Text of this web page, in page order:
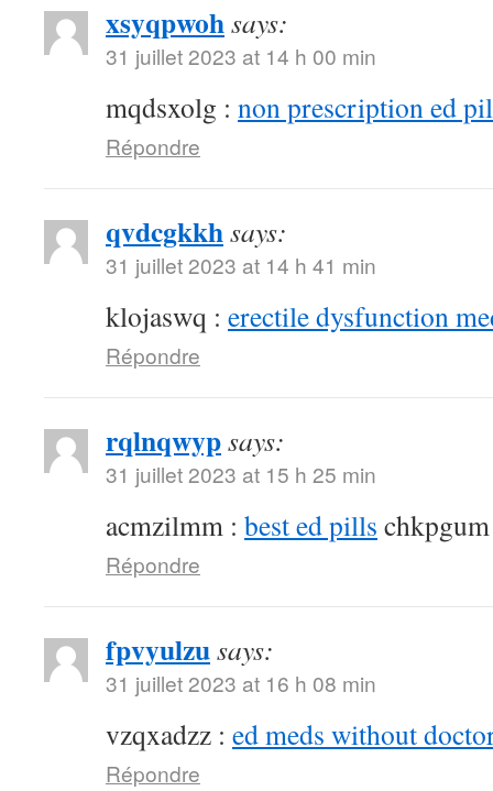
xsyqpwohsays:
31 juillet 2023 at 14 h 00 min
mqdsxolg : non prescription ed
Répondre
qvdcgkkhsays:
31 juillet 2023 at 14 h 41 min
klojaswq : erectile dysfunction
Répondre
rqlnqwypsays:
31 juillet 2023 at 15 h 25 min
acmzilmm : best ed pills chkpgum
Répondre
fpvyulzusays:
31 juillet 2023 at 16 h 08 min
vzqxadzz : ed meds without
Répondre